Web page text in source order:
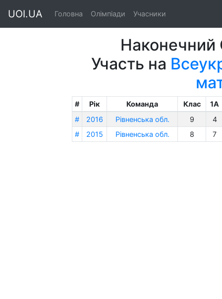
UOI.UA Головна Олімпіади Учасники
Наконечний
Участь на
# Рік Команда Клас
1A
#
2016 Рівненська обл. 9
4
#
2015 Рівненська обл. 8 7